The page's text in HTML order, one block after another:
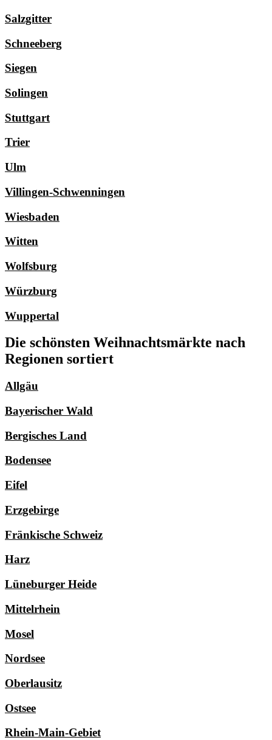
Salzgitter
Schneeberg
Siegen
Solingen
Stuttgart
Trier
Ulm
Villingen-Schwenningen
Wiesbaden
Witten
Wolfsburg
Würzburg
Wuppertal
Die schönsten Weihnachtsmärkte nach
Regionen sortiert
Allgäu
Bayerischer Wald
Bergisches Land
Bodensee
Eifel
Erzgebirge
Fränkische Schweiz
Harz
Lüneburger Heide
Mittelrhein
Mosel
Nordsee
Oberlausitz
Ostsee
Rhein-Main-Gebiet